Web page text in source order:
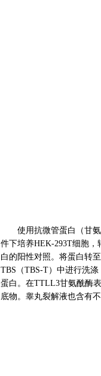
使用抗微管蛋白（甘氨
件下培养HEK-293T细胞
白的阳性对照。将蛋白转
TBS（TBS-T）中进行洗
蛋白。在TTLL3甘氨酰酶
底物。睾丸裂解液也含有